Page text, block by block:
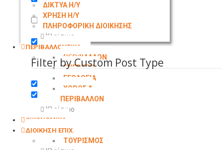
Search in comments
Search in excerpt
Filter by Custom Post Type
ΔΙΚΤΥΑ Η/Υ
ΧΡΗΣΗ Η/Υ
ΠΛΗΡΟΦΟΡΙΚΗ ΔΙΟΙΚΗΣΗΣ
Κλείσιμο
ΠΕΡΙΒΑΛΛΟΝΤΙΚΑ
ΠΕΡΙΒΑΛΛΟΝ
ΕΝΕΡΓΕΙΑ
ΓΕΩΛΟΓΙΑ
ΧΩΡΟΣ &
ΠΕΡΙΒΑΛΛΟΝ
Κλείσιμο
ΟΙΚΟΝΟΜΙΚΑ
ΔΙΟΙΚΗΣΗ ΕΠΙΧ.
ΤΟΥΡΙΣΜΟΣ